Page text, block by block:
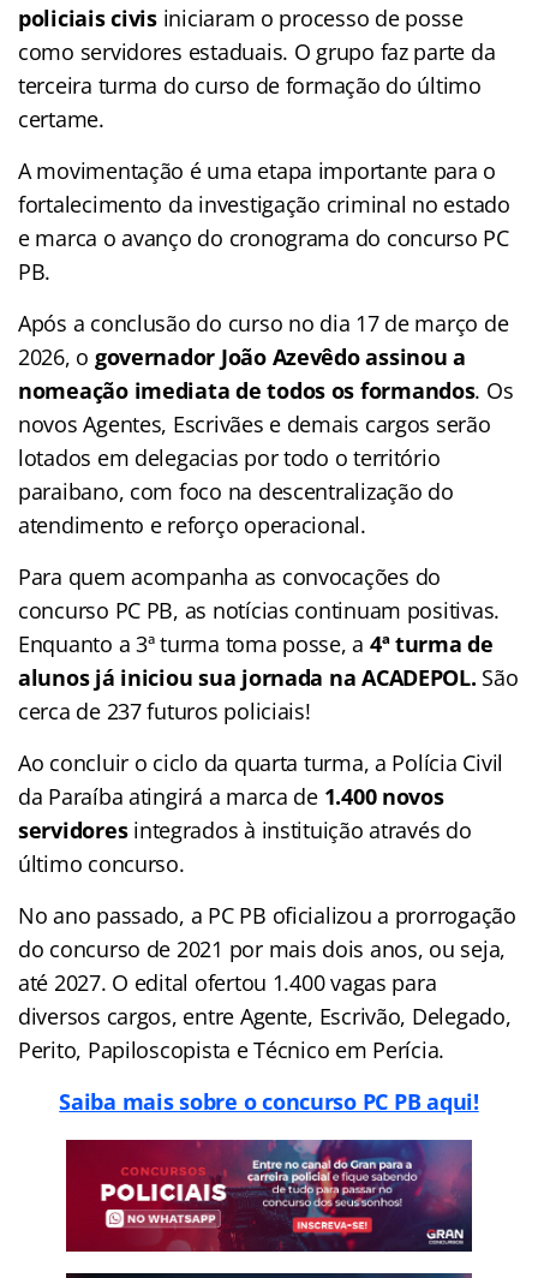
policiais civisiniciaram o processo de posse
como servidores estaduais. O grupo faz parte da
terceira turma do curso de formação do último
certame.
A movimentação é uma etapa importante para o
fortalecimento da investigação criminal no estado
e marca o avanço do cronograma do concurso PC
PB.
Após a conclusão do curso no dia 17 de março de
2026, o governador João Azevêdo assinou a
nomeação imediata de todos os formandos. Os
novos Agentes, Escrivães e demais cargos serão
lotados em delegacias por todo o território
paraibano, com foco na descentralização do
atendimento e reforço operacional.
Para quem acompanha as convocações do
concurso PC PB, as notícias continuam positivas.
Enquanto a 3ª turma toma posse, a 4ª turma de
alunos já iniciou sua jornada na ACADEPOL. São
cerca de 237 futuros policiais!
Ao concluir o ciclo da quarta turma, a Polícia Civil
da Paraíba atingirá a marca de 1.400 novos
servidoresintegrados à instituição através do
último concurso.
No ano passado, a PC PB oficializou a prorrogação
do concurso de 2021 por mais dois anos, ou seja,
até 2027. O edital ofertou 1.400 vagas para
diversos cargos, entre Agente, Escrivão, Delegado,
Perito, Papiloscopista e Técnico em Perícia.
Saiba mais sobre o concurso PC PB aqui!